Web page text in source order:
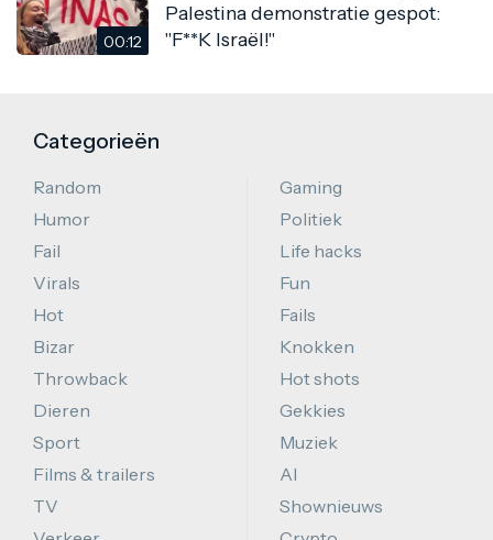
00:12
Palestina demonstratie gespot:
"F**K Israël!"
Categorieën
Random
Humor
Fail
Virals
Hot
Bizar
Throwback
Dieren
Sport
Films & trailers
TV
Gaming
Politiek
Life hacks
Fun
Fails
Knokken
Hot shots
Gekkies
Muziek
AI
Shownieuws